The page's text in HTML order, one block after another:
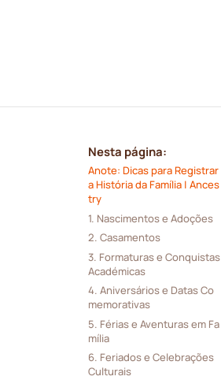
Nesta página:
Anote: Dicas para Registrar
a História da Família | Ances
try
1. Nascimentos e Adoções
2. Casamentos
3. Formaturas e Conquistas
Académicas
4. Aniversários e Datas Co
memorativas
5. Férias e Aventuras em Fa
mília
6. Feriados e Celebrações
Culturais